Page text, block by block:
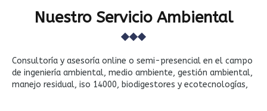
Nuestro Servicio Ambiental
Consultoría y asesoría online o semi-presencial en el campo
de ingeniería ambiental, medio ambiente, gestión ambiental,
manejo residual, iso 14000, biodigestores y ecotecnologías,